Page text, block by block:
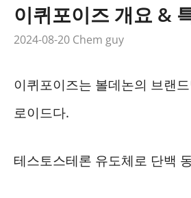
이퀴포이즈 개요 &
2024-08-20 Chem guy
이퀴포이즈는 볼데논의 브랜
로이드다.
테스토스테론 유도체로 단백